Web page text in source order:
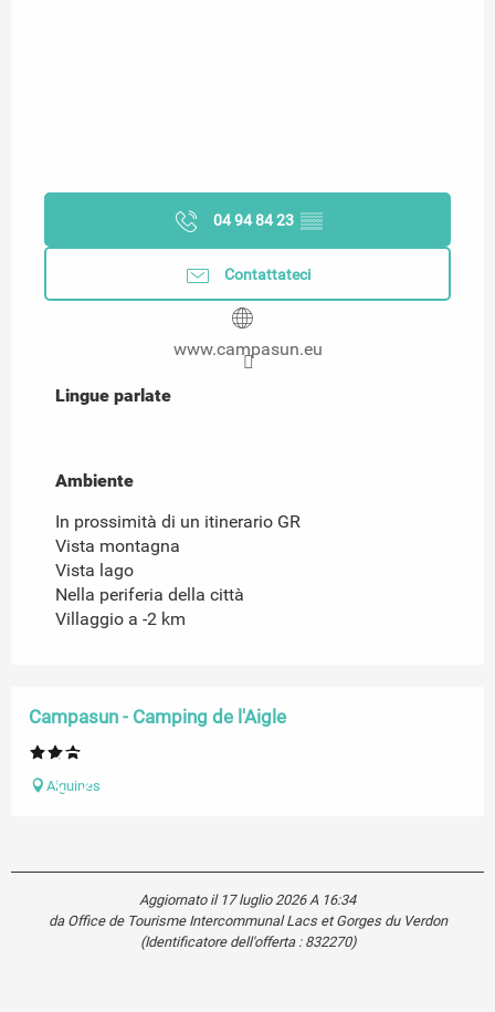
04 94 84 23 ▒▒
Contattateci
www.campasun.eu
Lingue parlate
Lingue parlate
Ambiente
Ambiente
In prossimità di un itinerario GR
Vista montagna
Vista lago
Nella periferia della città
Villaggio a -2 km
Campasun - Camping de l'Aigle
Aiguines
Aggiornato il 17 luglio 2026 A 16:34
da Office de Tourisme Intercommunal Lacs et Gorges du Verdon
(Identificatore dell'offerta : 832270)